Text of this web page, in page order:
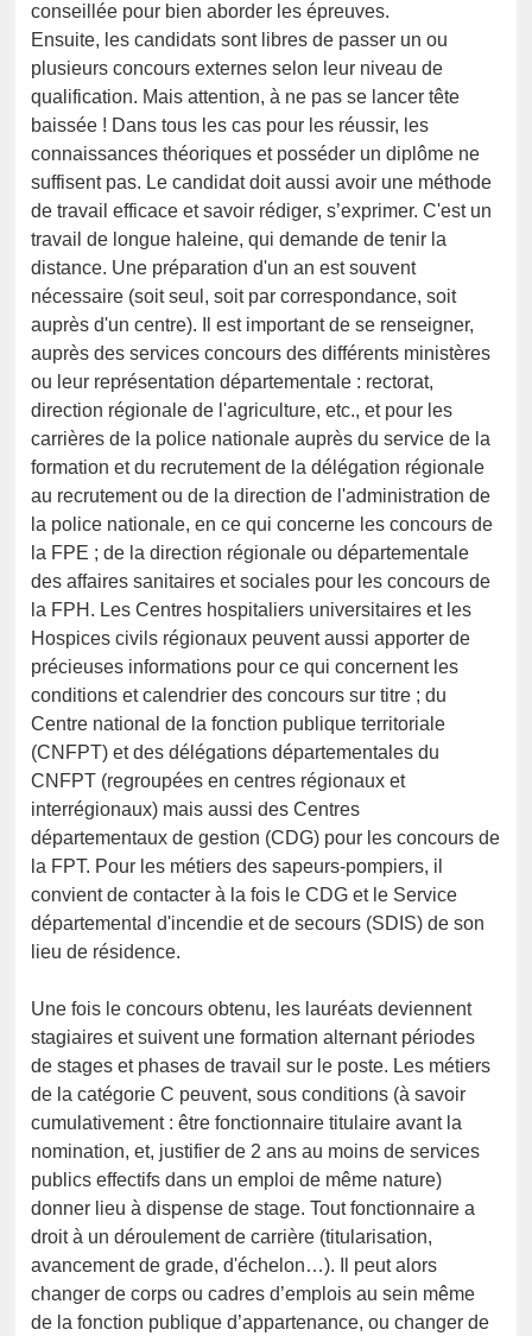
conseillée pour bien aborder les épreuves.
Ensuite, les candidats sont libres de passer un ou
plusieurs concours externes selon leur niveau de
qualification. Mais attention, à ne pas se lancer tête
baissée ! Dans tous les cas pour les réussir, les
connaissances théoriques et posséder un diplôme ne
suffisent pas. Le candidat doit aussi avoir une méthode
de travail efficace et savoir rédiger, s’exprimer. C'est un
travail de longue haleine, qui demande de tenir la
distance. Une préparation d'un an est souvent
nécessaire (soit seul, soit par correspondance, soit
auprès d'un centre). Il est important de se renseigner,
auprès des services concours des différents ministères
ou leur représentation départementale : rectorat,
direction régionale de l'agriculture, etc., et pour les
carrières de la police nationale auprès du service de la
formation et du recrutement de la délégation régionale
au recrutement ou de la direction de l'administration de
la police nationale, en ce qui concerne les concours de
la FPE ; de la direction régionale ou départementale
des affaires sanitaires et sociales pour les concours de
la FPH. Les Centres hospitaliers universitaires et les
Hospices civils régionaux peuvent aussi apporter de
précieuses informations pour ce qui concernent les
conditions et calendrier des concours sur titre ; du
Centre national de la fonction publique territoriale
(CNFPT) et des délégations départementales du
CNFPT (regroupées en centres régionaux et
interrégionaux) mais aussi des Centres
départementaux de gestion (CDG) pour les concours de
la FPT. Pour les métiers des sapeurs-pompiers, il
convient de contacter à la fois le CDG et le Service
départemental d'incendie et de secours (SDIS) de son
lieu de résidence.
Une fois le concours obtenu, les lauréats deviennent
stagiaires et suivent une formation alternant périodes
de stages et phases de travail sur le poste. Les métiers
de la catégorie C peuvent, sous conditions (à savoir
cumulativement : être fonctionnaire titulaire avant la
nomination, et, justifier de 2 ans au moins de services
publics effectifs dans un emploi de même nature)
donner lieu à dispense de stage. Tout fonctionnaire a
droit à un déroulement de carrière (titularisation,
avancement de grade, d'échelon…). Il peut alors
changer de corps ou cadres d’emplois au sein même
de la fonction publique d’appartenance, ou changer de